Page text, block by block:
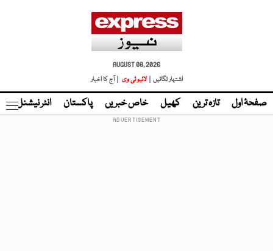
AUGUST 08, 2026
اشتہار لگائیں |
لائیو ٹی وی | آج کا اخبار
صفحۂ اول تازہ ترین کھیل خاص خبریں پاکستان انٹر نیشنل